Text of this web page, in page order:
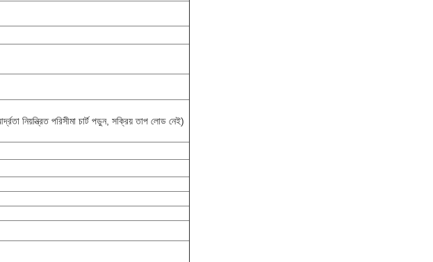
নিয়ন্ত্রিত পরিসীমা চার্ট পড়ুন, সক্রিয় তাপ লোড নেই)